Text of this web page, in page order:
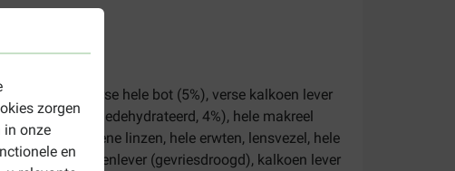
zorgen
in onze
en
(6%), verse hele bot (5%), verse kalkoen lever
kalkoen (gedehydrateerd, 4%), hele makreel
hele groene linzen, hele erwten, lensvezel, hele
kippenlever (gevriesdroogd), kalkoen lever